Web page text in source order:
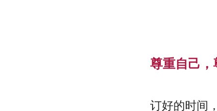
尊重自己，
订好的时间